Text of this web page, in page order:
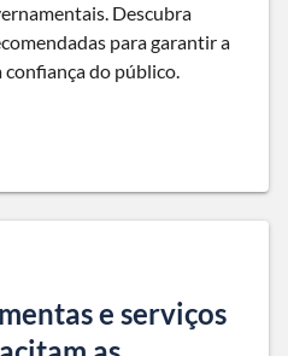
Descubra
para garantir a
do público.
e serviços